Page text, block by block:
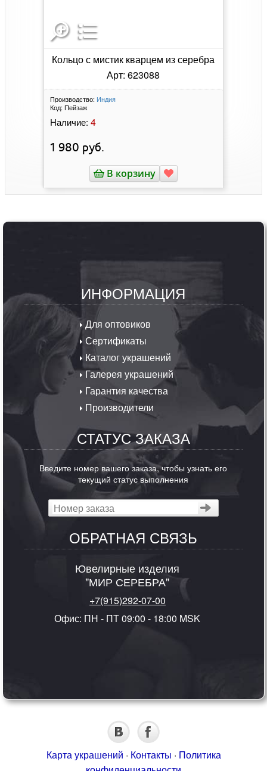
Кольцо с мистик кварцем из серебра
Арт: 623088
Производство: Индия
Код: Пейзаж
Наличие: 4
1 980 руб.
В корзину
ИНФОРМАЦИЯ
Для оптовиков
Сертификаты
Каталог украшений
Галерея украшений
Гарантия качества
Производители
СТАТУС ЗАКАЗА
Введите номер вашего заказа, чтобы узнать его
текущий статус выполнения
ОБРАТНАЯ СВЯЗЬ
Ювелирные изделия
"МИР СЕРЕБРА"
+7(915)292-07-00
Офис: ПН - ПТ 09:00 - 18:00 MSK
Карта украшений · Контакты · Политика